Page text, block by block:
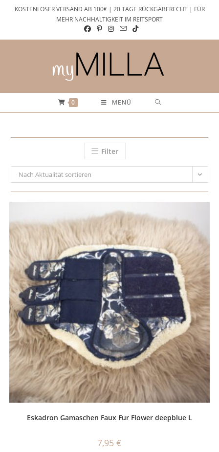
KOSTENLOSER VERSAND AB 100€ | 20 TAGE RÜCKGABERECHT | FÜR
MEHR NACHHALTIGKEIT IM REITSPORT
0 MENÜ
Filter
Nach Aktualität sortieren
Eskadron Gamaschen Faux Fur Flower deepblue L
7,95 €